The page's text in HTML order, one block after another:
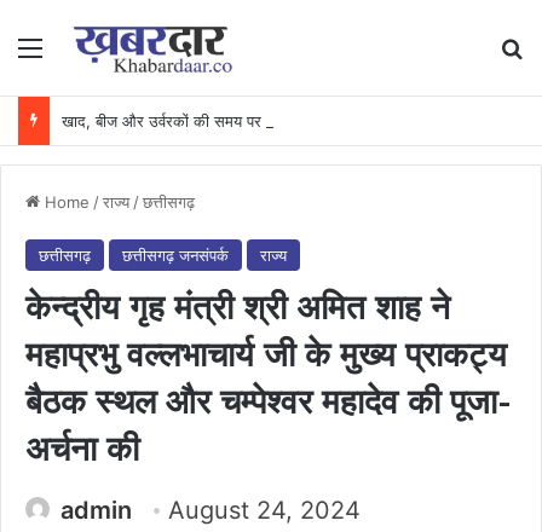
Menu
Home /राज्य /छत्तीसगढ़
छत्तीसगढ़ छत्तीसगढ़ जनसंपर्क राज्य
केन्द्रीय गृह मंत्री श्री अमित शाह ने
महाप्रभु वल्लभाचार्य जी के मुख्य प्राकट्य
बैठक स्थल और चम्पेश्वर महादेव की पूजा-
अर्चना की
admin
August 24, 2024